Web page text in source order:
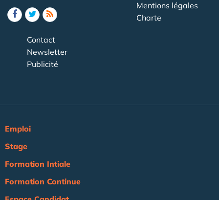
Mentions légales
Charte
Contact
Newsletter
Publicité
Emploi
Stage
Formation Intiale
Formation Continue